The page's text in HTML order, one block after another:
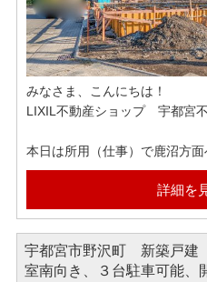
もしインターネットで気にな
お気軽にお申しつけください
グループ創業６０周年、地域
ートしております。
物件探しだけでなく、住宅ロ
みなさま、こんにちは！
LIXIL不動産ショップ 宇都宮
本日は所用（仕事）で鹿沼方
曇っていたせいか大分肌寒か
温が違うのでしょうか？
鹿沼といえば紅葉の時期には
ら古峯神社辺りのスポット
が大好きです。他にも見所の
詳細を
宇都宮市野沢町 新築戸
室南向き、３台駐車可能、